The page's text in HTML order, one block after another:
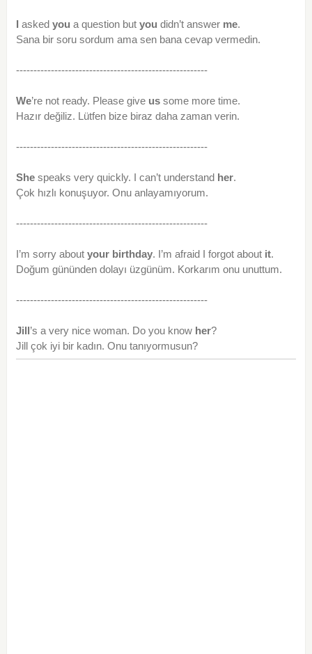
I askedyou a question butyou didn’t answerme.
Sana bir soru sordum ama sen bana cevap vermedin.
-------------------------------------------------------
We’re not ready. Please giveus some more time.
Hazır değiliz. Lütfen bize biraz daha zaman verin.
-------------------------------------------------------
She speaks very quickly. I can’t understandher.
Çok hızlı konuşuyor. Onu anlayamıyorum.
-------------------------------------------------------
I’m sorry about your birthday. I’m afraid I forgot about it.
Doğum gününden dolayı üzgünüm. Korkarım onu unuttum.
-------------------------------------------------------
Jill’s a very nice woman. Do you knowher?
Jill çok iyi bir kadın. Onu tanıyormusun?